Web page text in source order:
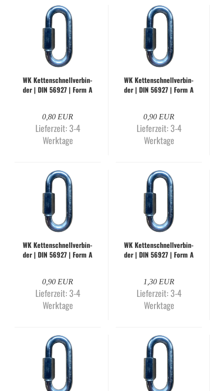
WK Ket­ten­schnell­ver­bin­
der | DIN 56927 | Form A
0,80 EUR
Lieferzeit:3-4
Werktage
WK Ket­ten­schnell­ver­bin­
der | DIN 56927 | Form A
0,90 EUR
Lieferzeit:3-4
Werktage
WK Ket­ten­schnell­ver­bin­
der | DIN 56927 | Form A
0,90 EUR
Lieferzeit:3-4
Werktage
WK Ket­ten­schnell­ver­bin­
der | DIN 56927 | Form A
1,30 EUR
Lieferzeit:3-4
Werktage